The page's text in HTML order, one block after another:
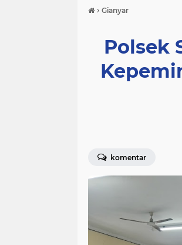
› Gianyar
Polsek
komentar